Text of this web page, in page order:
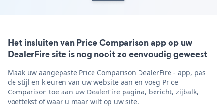
Het insluiten van Price Comparison app op uw
DealerFire site is nog nooit zo eenvoudig geweest
Maak uw aangepaste Price Comparison DealerFire - app, pas
de stijl en kleuren van uw website aan en voeg Price
Comparison toe aan uw DealerFire pagina, bericht, zijbalk,
voettekst of waar u maar wilt op uw site.